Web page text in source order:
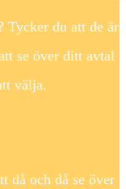
Tycker du att de är
se över ditt avtal
välja.
då och då se över